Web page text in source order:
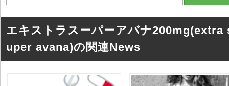
エキストラスーパーアバナ200mg(extra
uper avana)の関連News